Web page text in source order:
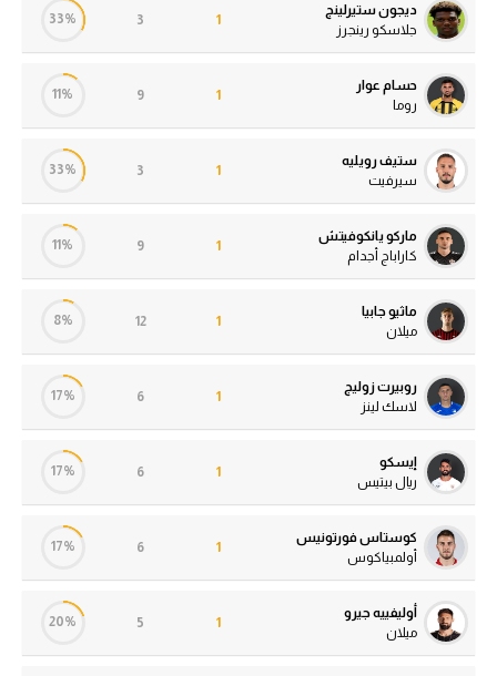
ديجون ستيرلينج
جلاسكو رينجرز
1
3
33%
حسام عوار
روما
1
9
11%
ستيف رويليه
سيرفيت
1
3
33%
ماركو يانكوفيتش
كاراباج أجدام
1
9
11%
ماثيو جابيا
ميلان
1
12
8%
روبيرت زوليج
لاسك لينز
1
6
17%
إيسكو
ريال بيتيس
1
6
17%
كوستاس فورتونيس
أولمبياكوس
1
6
17%
أوليفييه جيرو
ميلان
1
5
20%